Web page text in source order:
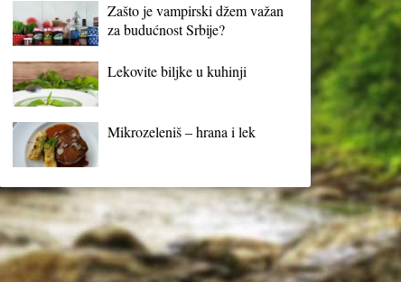
Zašto je vampirski džem važan
za budućnost Srbije?
Lekovite biljke u kuhinji
Mikrozeleniš – hrana i lek